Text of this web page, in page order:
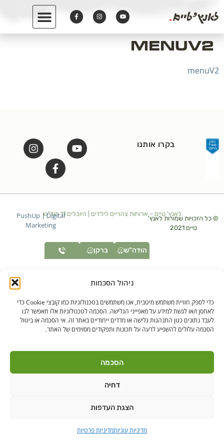
ניהול הסכמות
כדי לספק חוויית משתמש מיטבית, אנו משתמשים בטכנולוגיות כמו קובצי Cookie כדי
לאחסן ו/או לגשת למידע על מאפייני הגלישה. הסכמה לטכנולוגיות אלו תאפשר לנו
לעבד נתונים כגון התנהגות גלישה או מדדים ייחודיים באתר זה. אי הסכמה או ביטול
הסכמה עלולים להשפיע לרעה על תכונות ותפקודים מסוימים של האתר.
הסכמה
דחיה
הצגת העדפות
מדיניות עוגיותמדיניות פרטיות
menuV2
menuV2
בקרו אותנו
לאנץ' טיים – ארוחות צהריים לילדים | היובלים 11 הוד"ש
© כל הזכויות שמורות לאנץ'
טיים 2021
PushUp | Digital
Marketing
הודה"ש ברקן